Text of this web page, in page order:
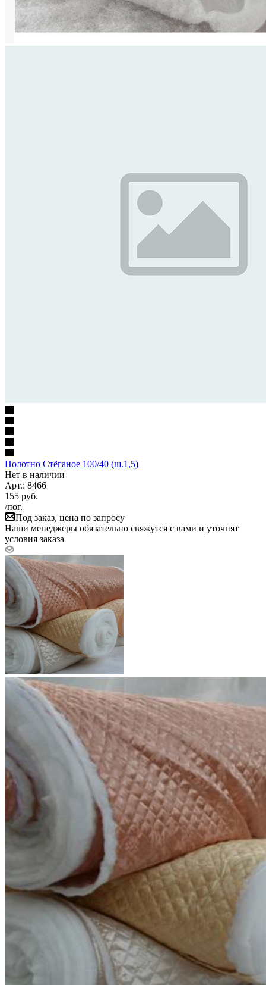
Полотно Стёганое 100/40 (ш.1,5)
Нет в наличии
Арт.: 8466
155 руб.
/пог.
Под заказ, цена по запросу
Наши менеджеры обязательно свяжутся с вами и уточнят
условия заказа